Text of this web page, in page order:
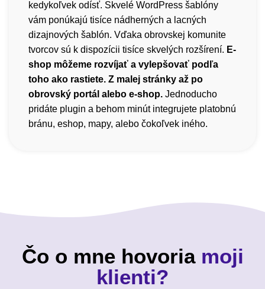
kedykoľvek odísť. Skvelé WordPress šablóny
vám ponúkajú tisíce nádherných a lacných
dizajnových šablón. Vďaka obrovskej komunite
tvorcov sú k dispozícii tisíce skvelých rozšírení. E-
shop môžeme rozvíjať a vylepšovať podľa
toho ako rastiete. Z malej stránky až po
obrovský portál alebo e-shop. Jednoducho
pridáte plugin a behom minút integrujete platobnú
bránu, eshop, mapy, alebo čokoľvek iného.
Čo o mne hovoriamoji
klienti?